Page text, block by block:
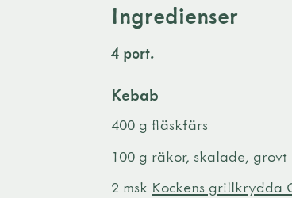
Ingredienser
4 port.
Kebab
400 g fläskfärs
100 g räkor, skalade,
2 msk Kockens grillkrydda